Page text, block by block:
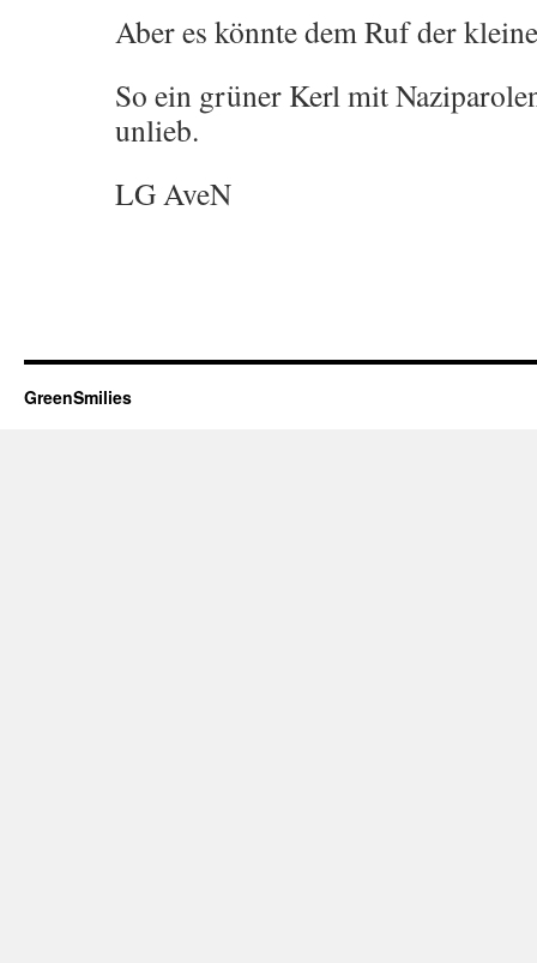
Aber es könnte dem Ruf der
So ein grüner Kerl mit
unlieb.
LG AveN
GreenSmilies